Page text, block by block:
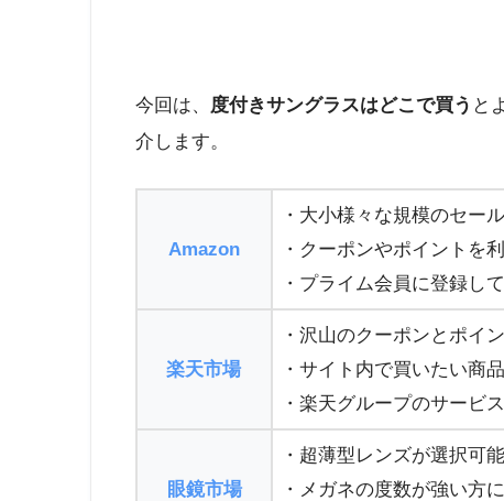
今回は、 度付きサングラスはどこで買う と
介します。
Amazon
・大小様々な規模のセー
・クーポンやポイントを
・プライム会員に登録し
楽天市場
・沢山のクーポンとポイ
・サイト内で買いたい商
・楽天グループのサービ
眼鏡市場
・超薄型レンズが選択可能
・メガネの度数が強い方